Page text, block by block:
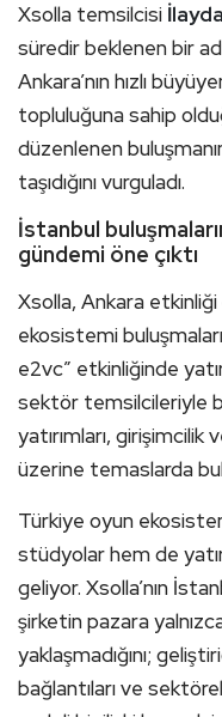
Xsolla temsilcisi
süredir beklenen bir
Ankara’nın hızlı
topluluğuna sahip
düzenlenen
taşıdığını vurguladı.
İstanbul
gündemi öne çıktı
Xsolla, Ankara
ekosistemi
e2vc” etkinliğinde
sektör temsilcileriyle
yatırımları,
üzerine temaslarda
Türkiye oyun
stüdyolar hem de
geliyor. Xsolla’nın
şirketin pazara
yaklaşmadığını;
bağlantıları ve